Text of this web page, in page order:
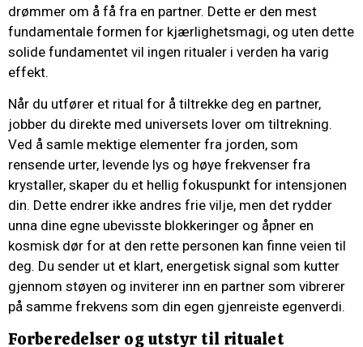
drømmer om å få fra en partner. Dette er den mest
fundamentale formen for kjærlighetsmagi, og uten dette
solide fundamentet vil ingen ritualer i verden ha varig
effekt.
Når du utfører et ritual for å tiltrekke deg en partner,
jobber du direkte med universets lover om tiltrekning.
Ved å samle mektige elementer fra jorden, som
rensende urter, levende lys og høye frekvenser fra
krystaller, skaper du et hellig fokuspunkt for intensjonen
din. Dette endrer ikke andres frie vilje, men det rydder
unna dine egne ubevisste blokkeringer og åpner en
kosmisk dør for at den rette personen kan finne veien til
deg. Du sender ut et klart, energetisk signal som kutter
gjennom støyen og inviterer inn en partner som vibrerer
på samme frekvens som din egen gjenreiste egenverdi.
Forberedelser og utstyr til ritualet